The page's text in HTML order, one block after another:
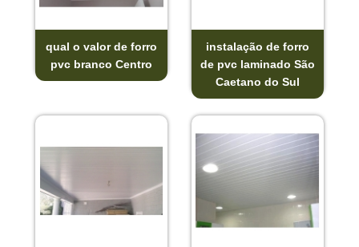
qual o valor de forro
pvc branco Centro
instalação de forro
de pvc laminado São
Caetano do Sul